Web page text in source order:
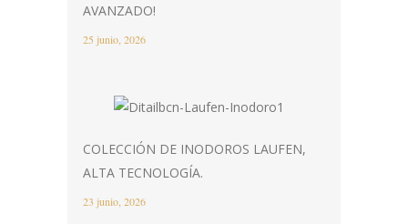
AVANZADO!
25 junio, 2026
COLECCIÓN DE INODOROS LAUFEN,
ALTA TECNOLOGÍA.
23 junio, 2026